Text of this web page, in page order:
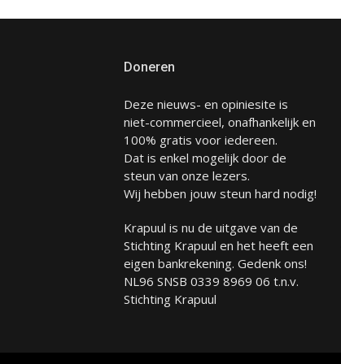
Doneren
Deze nieuws- en opiniesite is
niet-commercieel, onafhankelijk en
100% gratis voor iedereen.
Dat is enkel mogelijk door de
steun van onze lezers.
Wij hebben jouw steun hard nodig!
Krapuul is nu de uitgave van de
Stichting Krapuul en het heeft een
eigen bankrekening. Gedenk ons!
NL96 SNSB 0339 8969 06 t.n.v.
Stichting Krapuul